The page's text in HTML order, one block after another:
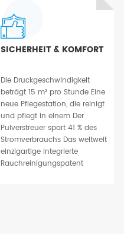
SICHERHEIT & KOMFORT
Die Druckgeschwindigkeit
beträgt 15 m² pro Stunde Eine
neue Pflegestation, die reinigt
und pflegt in einem Der
Pulverstreuer spart 41 % des
Stromverbrauchs Das weltweit
einzigartige integrierte
Rauchreinigungspatent